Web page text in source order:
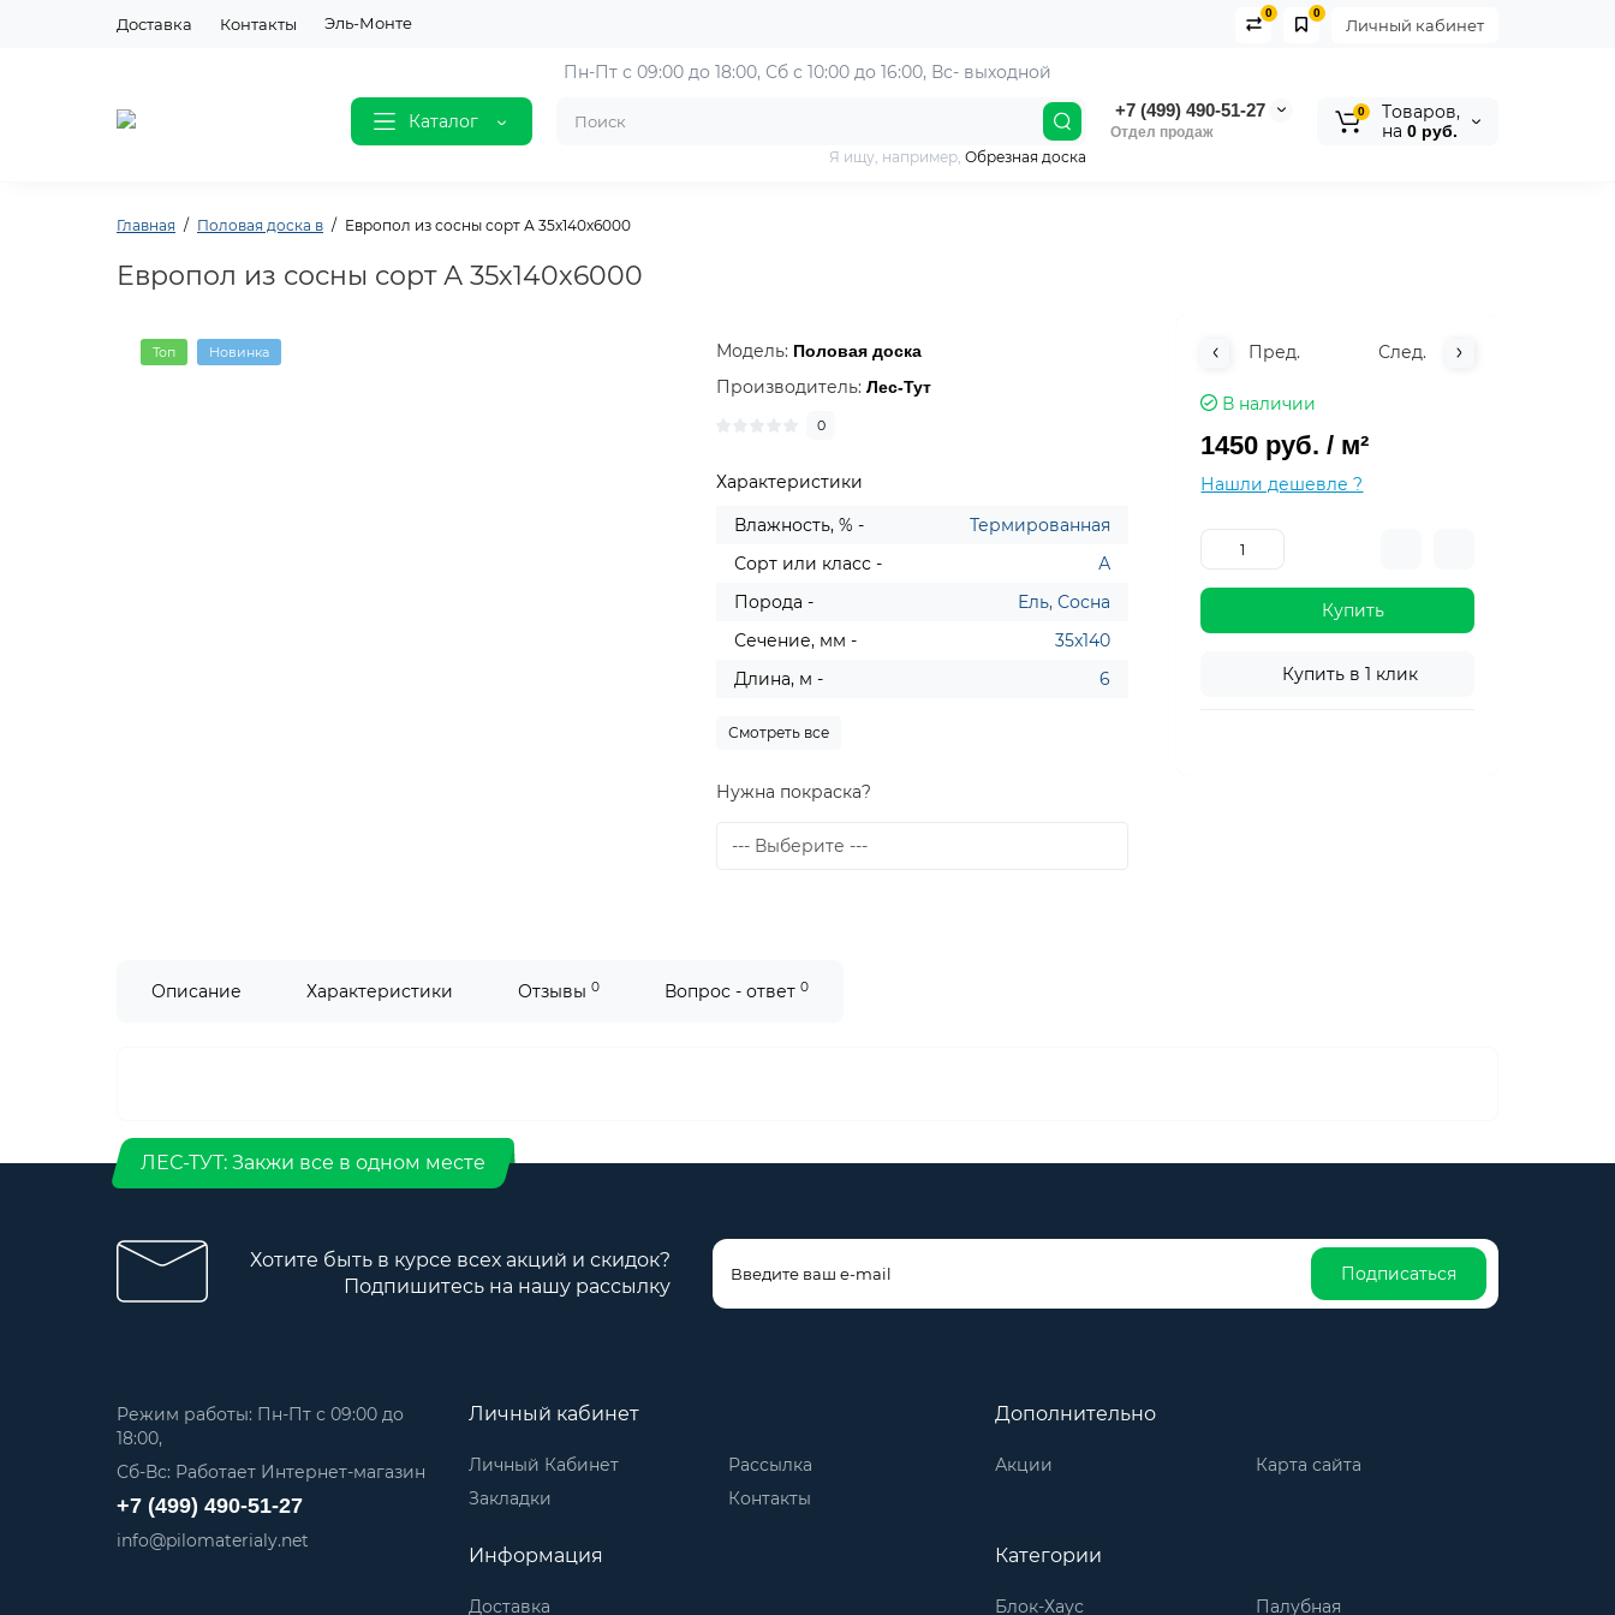
Доставка Контакты Эль-Монте Личный кабинет
0
0
Каталог
Пн-Пт с 09:00 до 18:00, Сб с 10:00 до 16:00, Вс- выходной
+7 (499) 490-51-27
Отдел продаж
Я ищу, например, Обрезная доска
0
Tоваров,
на 0 руб.
Главная Половая доска в Европол из сосны сорт А 35х140х6000
Европол из сосны сорт А 35х140х6000
Топ Новинка Модель: Половая доска
Производитель:Лес-Тут
0
Характеристики
Влажность, % -
Термированная
Сорт или класс -
А
Порода -
Ель,Сосна
Сечение, мм -
35x140
Длина, м -
6
Смотреть все
Нужна покраска?
Пред. След.
В наличии
1450 руб./ м²
Нашли дешевле ?
Купить
Купить в 1 клик
Описание Характеристики Отзывы 0 Вопрос - ответ 0
ЛЕС-ТУТ: Закжи все в одном месте
Хотите быть в курсе всех акций и скидок?
Подпишитесь на нашу рассылку
Подписаться
Режим работы: Пн-Пт с 09:00 до
18:00,
Сб-Вс: Работает Интернет-магазин
+7 (499) 490-51-27
info@pilomaterialy.net
Личный кабинет
Личный Кабинет
Закладки
Рассылка
Контакты
Дополнительно
Акции Карта сайта
Информация
Доставка
Категории
Блок-Хаус Палубная